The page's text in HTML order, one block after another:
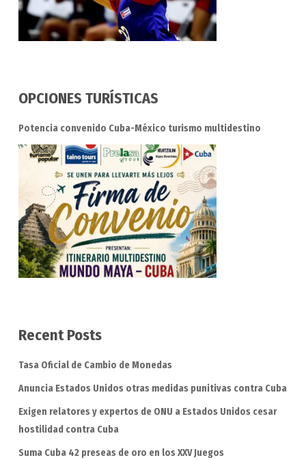
OPCIONES TURÍSTICAS
Potencia convenido Cuba-México turismo multidestino
Recent Posts
Tasa Oficial de Cambio de Monedas
Anuncia Estados Unidos otras medidas punitivas contra Cuba
Exigen relatores y expertos de ONU a Estados Unidos cesar
hostilidad contra Cuba
Suma Cuba 42 preseas de oro en los XXV Juegos